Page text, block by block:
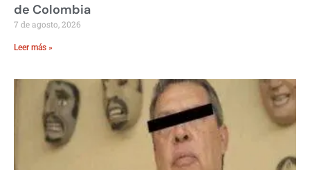
de Colombia
7 de agosto, 2026
Leer más »